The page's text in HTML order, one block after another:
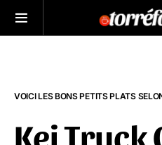
VOICI LES BONS PETITS PLATS
Kei Truck